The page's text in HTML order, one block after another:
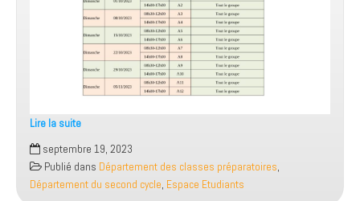
Lire la suite
Programme
de
la
visite
septembre 19, 2023
Publié dans Département des classes préparatoires,
Département du second cycle, Espace Etudiants